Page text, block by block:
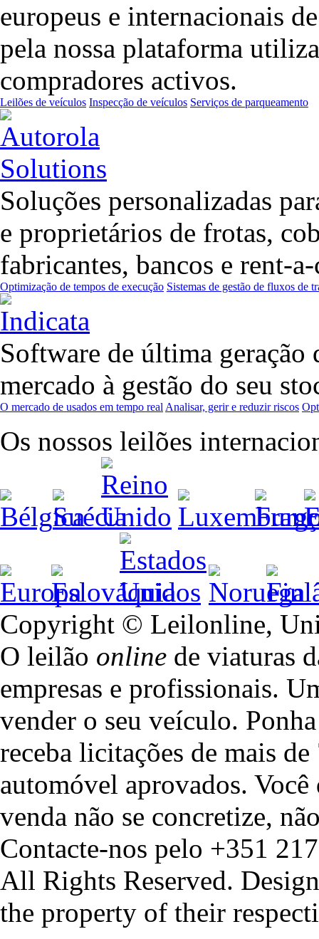
europeus e internacionais
pela nossa plataforma
compradores activos.
Leilões de veículos Inspecção de veículos Serviços de parqueamento
Soluções personalizadas
e proprietários de frotas,
fabricantes, bancos e rent-
Optimização de tempos de execução Sistemas de gestão de fluxos de
Software de última
mercado à gestão do seu
O mercado de usados em tempo real Analisar, gerir e reduzir riscos
Os nossos leilões
Copyright © Leilonline,
O leilão online de viaturas
empresas e profissionais.
vender o seu veículo.
receba licitações de mais
automóvel aprovados.
venda não se concretize,
Contacte-nos pelo +351
All Rights Reserved.
the property of their